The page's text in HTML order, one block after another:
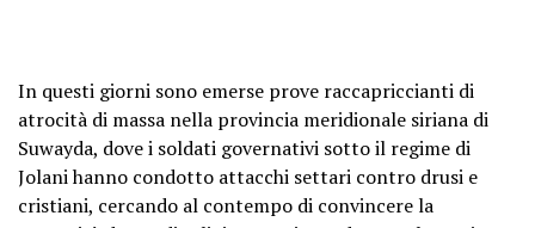
In questi giorni sono emerse prove raccapriccianti di
atrocità di massa nella provincia meridionale siriana di
Suwayda, dove i soldati governativi sotto il regime di
Jolani hanno condotto attacchi settari contro drusi e
cristiani, cercando al contempo di convincere la